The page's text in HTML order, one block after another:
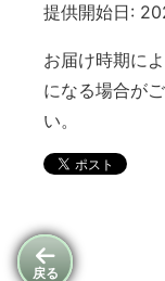
戻る
提供開始日:
お届け時期に
になる場合が
い。